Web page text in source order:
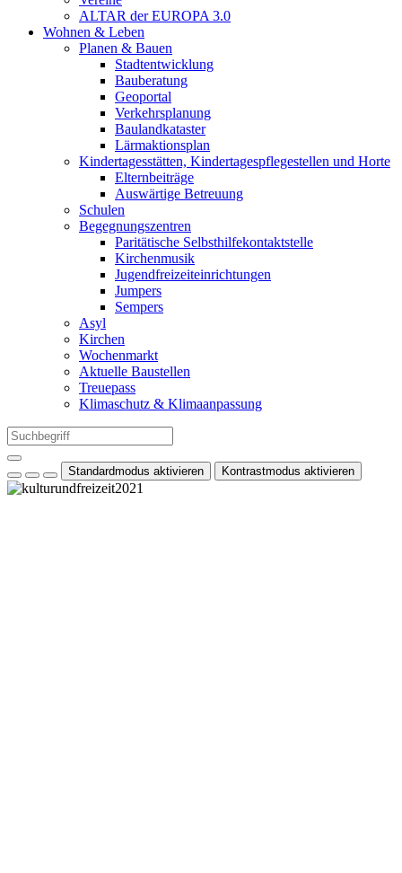
ALTAR der EUROPA 3.0
Wohnen & Leben
Planen & Bauen
Stadtentwicklung
Bauberatung
Geoportal
Verkehrsplanung
Baulandkataster
Lärmaktionsplan
Kindertagesstätten, Kindertagespflegestellen und Horte
Elternbeiträge
Auswärtige Betreuung
Schulen
Begegnungszentren
Paritätische Selbsthilfekontaktstelle
Kirchenmusik
Jugendfreizeiteinrichtungen
Jumpers
Sempers
Asyl
Kirchen
Wochenmarkt
Aktuelle Baustellen
Treuepass
Klimaschutz & Klimaanpassung
Standardmodus aktivieren Kontrastmodus aktivieren